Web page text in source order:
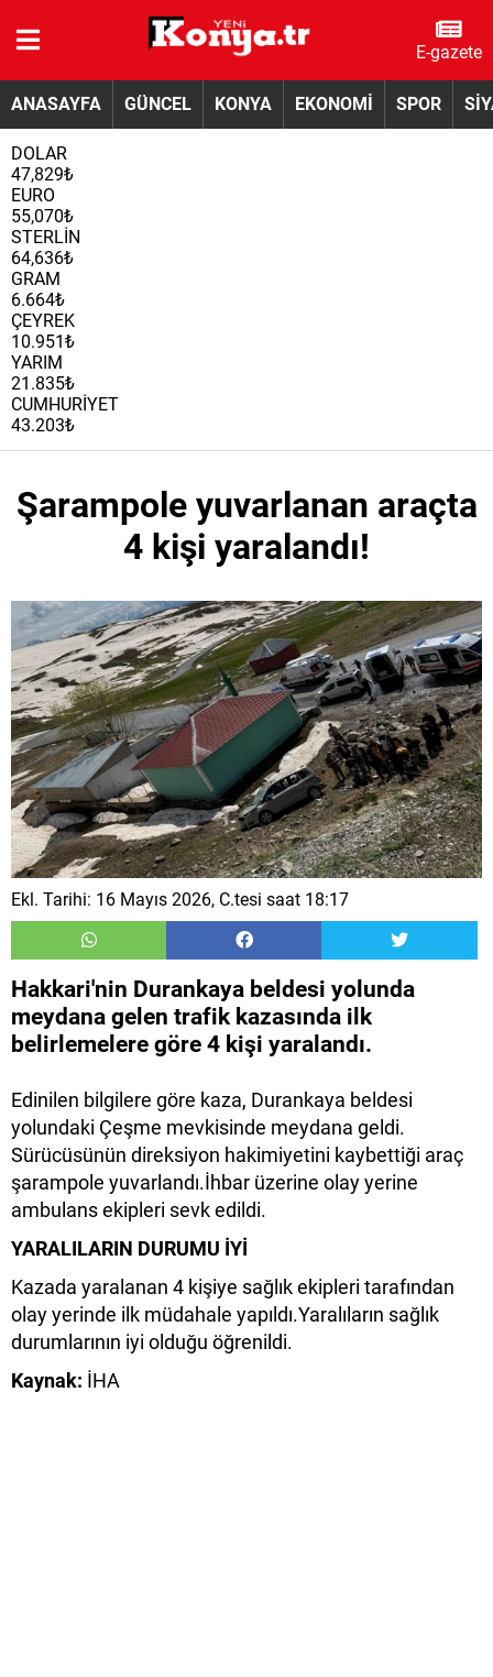
E-gazete
ANASAYFA GÜNCEL KONYA EKONOMİ SPOR
DOLAR
47,829₺
EURO
55,070₺
STERLİN
64,636₺
GRAM
6.664₺
ÇEYREK
10.951₺
YARIM
21.835₺
CUMHURİYET
43.203₺
Şarampole yuvarlanan araçta
4 kişi yaralandı!
Ekl. Tarihi: 16 Mayıs 2026, C.tesi saat 18:17
Hakkari'nin Durankaya beldesi yolunda
meydana gelen trafik kazasında ilk
belirlemelere göre 4 kişi yaralandı.
Edinilen bilgilere göre kaza, Durankaya beldesi
yolundaki Çeşme mevkisinde meydana geldi.
Sürücüsünün direksiyon hakimiyetini kaybettiği araç
şarampole yuvarlandı.İhbar üzerine olay yerine
ambulans ekipleri sevk edildi.
YARALILARIN DURUMU İYİ
Kazada yaralanan 4 kişiye sağlık ekipleri tarafından
olay yerinde ilk müdahale yapıldı.Yaralıların sağlık
durumlarının iyi olduğu öğrenildi.
Kaynak: İHA